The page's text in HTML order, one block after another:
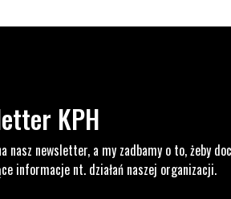
KPH
nasz newsletter, a my zadbamy o to, żeby
informacje nt. działań naszej organizacji.